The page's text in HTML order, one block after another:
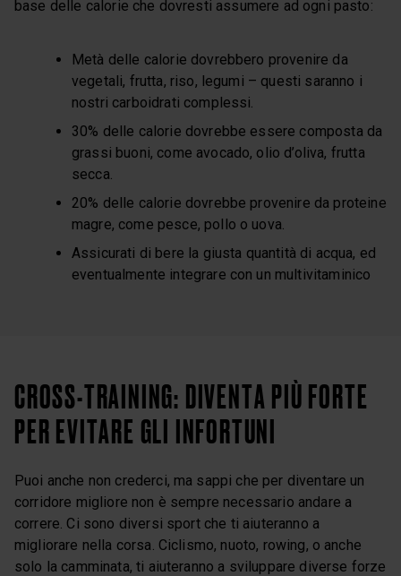
base delle calorie che dovresti assumere ad ogni pasto:
Metà delle calorie dovrebbero provenire da
vegetali, frutta, riso, legumi – questi saranno i
nostri carboidrati complessi.
30% delle calorie dovrebbe essere composta da
grassi buoni, come avocado, olio d’oliva, frutta
secca.
20% delle calorie dovrebbe provenire da proteine
magre, come pesce, pollo o uova.
Assicurati di bere la giusta quantità di acqua, ed
eventualmente integrare con un multivitaminico
CROSS-TRAINING: DIVENTA PIÙ FORTE
PER EVITARE GLI INFORTUNI
Puoi anche non crederci, ma sappi che per diventare un
corridore migliore non è sempre necessario andare a
correre. Ci sono diversi sport che ti aiuteranno a
migliorare nella corsa. Ciclismo, nuoto, rowing, o anche
solo la camminata, ti aiuteranno a sviluppare diverse forze